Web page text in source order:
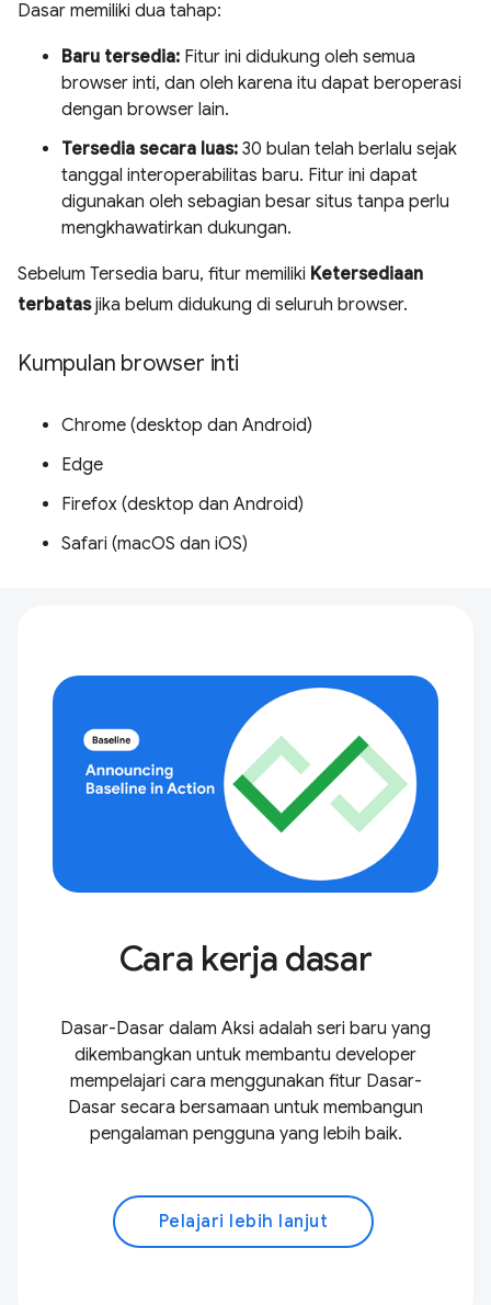
Dasar memiliki dua tahap:
Baru tersedia: Fitur ini didukung oleh semua
browser inti, dan oleh karena itu dapat beroperasi
dengan browser lain.
Tersedia secara luas: 30 bulan telah berlalu sejak
tanggal interoperabilitas baru. Fitur ini dapat
digunakan oleh sebagian besar situs tanpa perlu
mengkhawatirkan dukungan.
Sebelum Tersedia baru, fitur memiliki Ketersediaan
terbatasjika belum didukung di seluruh browser.
Kumpulan browser inti
Chrome (desktop dan Android)
Edge
Firefox (desktop dan Android)
Safari (macOS dan iOS)
Cara kerja dasar
Dasar-Dasar dalam Aksi adalah seri baru yang
dikembangkan untuk membantu developer
mempelajari cara menggunakan fitur Dasar-
Dasar secara bersamaan untuk membangun
pengalaman pengguna yang lebih baik.
Pelajari lebih lanjut